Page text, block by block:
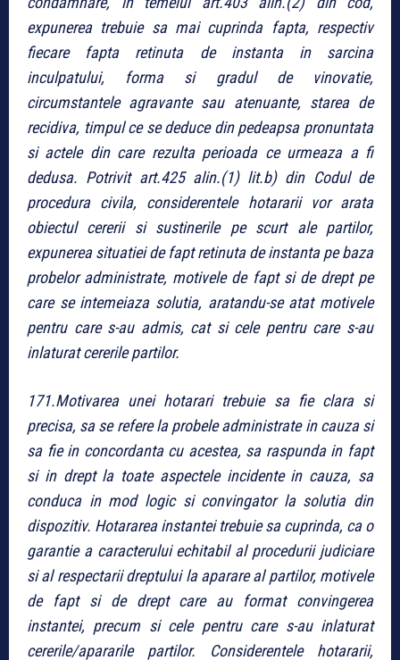
expunerea trebuie sa mai cuprinda fapta, respectiv
fiecare fapta retinuta de instanta in sarcina
inculpatului, forma si gradul de vinovatie,
circumstantele agravante sau atenuante, starea de
recidiva, timpul ce se deduce din pedeapsa pronuntata
si actele din care rezulta perioada ce urmeaza a fi
dedusa. Potrivit art.425 alin.(1) lit.b) din Codul de
procedura civila, considerentele hotararii vor arata
obiectul cererii si sustinerile pe scurt ale partilor,
expunerea situatiei de fapt retinuta de instanta pe baza
probelor administrate, motivele de fapt si de drept pe
care se intemeiaza solutia, aratandu-se atat motivele
pentru care s-au admis, cat si cele pentru care s-au
inlaturat cererile partilor.
171.Motivarea unei hotarari trebuie sa fie clara si
precisa, sa se refere la probele administrate in cauza si
sa fie in concordanta cu acestea, sa raspunda in fapt
si in drept la toate aspectele incidente in cauza, sa
conduca in mod logic si convingator la solutia din
dispozitiv. Hotararea instantei trebuie sa cuprinda, ca o
garantie a caracterului echitabil al procedurii judiciare
si al respectarii dreptului la aparare al partilor, motivele
de fapt si de drept care au format convingerea
instantei, precum si cele pentru care s-au inlaturat
cererile/apararile partilor. Considerentele hotararii,